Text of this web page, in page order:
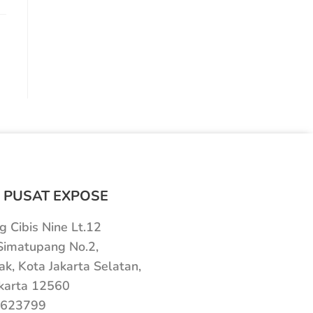
EXPOSE
Cibis Nine Lt.12
No.2,
Kota Jakarta Selatan,
12560